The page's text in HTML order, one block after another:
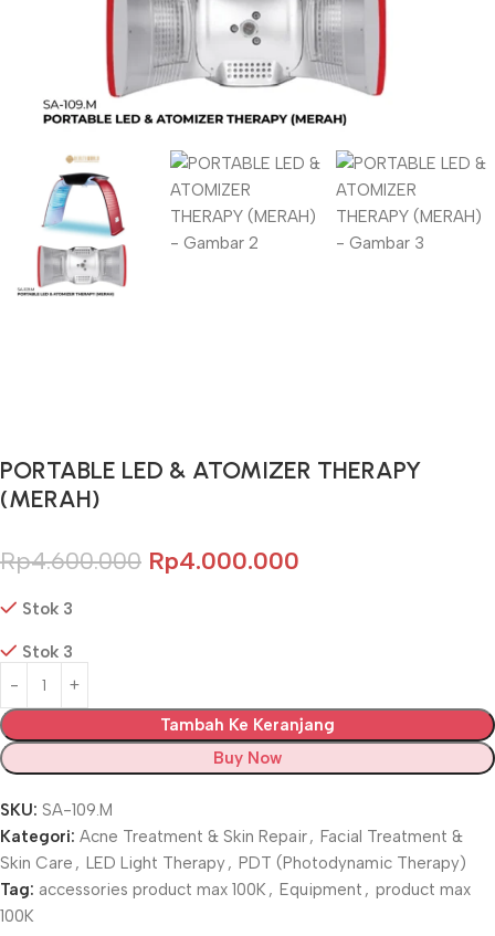
PORTABLE LED & ATOMIZER THERAPY
(MERAH)
Rp4.600.000 Rp4.000.000
Stok 3
Stok 3
Tambah Ke Keranjang
Buy Now
SKU: SA-109.M
Kategori: Acne Treatment & Skin Repair, Facial Treatment &
Skin Care , LED Light Therapy, PDT (Photodynamic Therapy)
Tag: accessories product max 100K , Equipment , product max
100K